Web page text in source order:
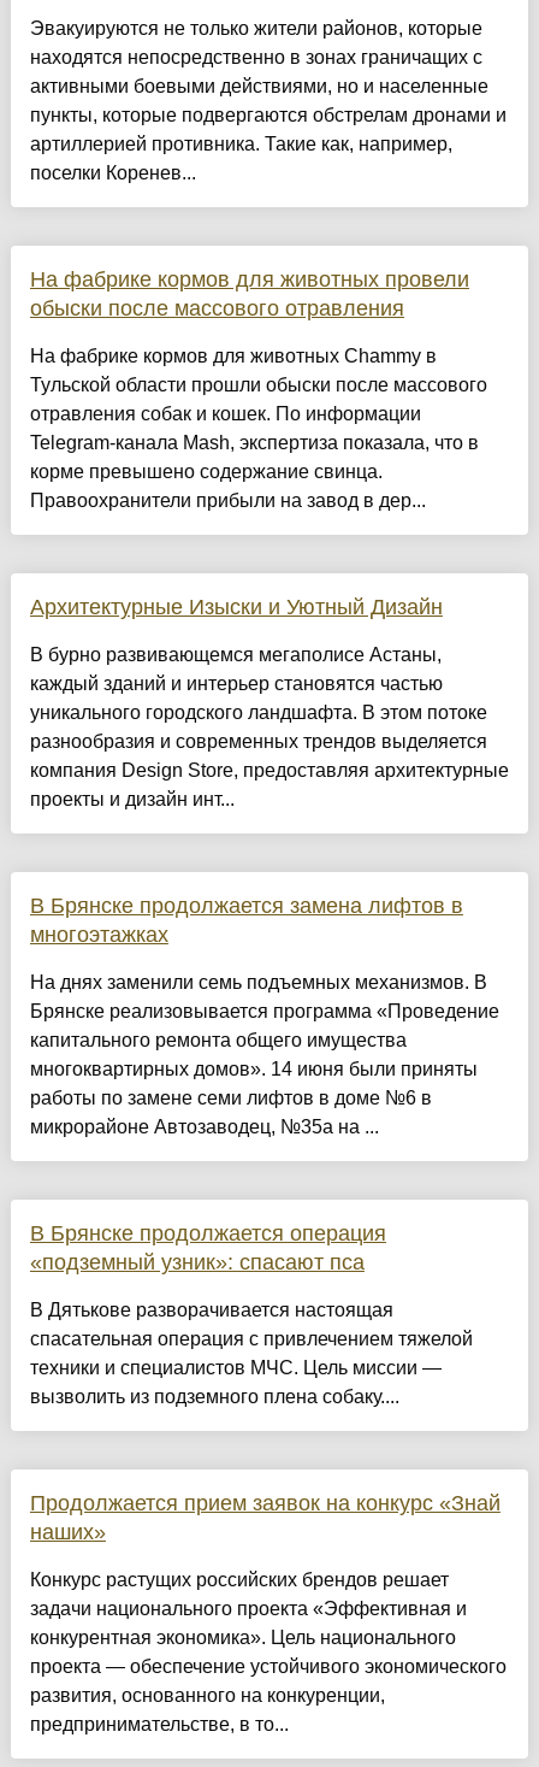
Эвакуируются не только жители районов, которые
находятся непосредственно в зонах граничащих с
активными боевыми действиями, но и населенные
пункты, которые подвергаются обстрелам дронами и
артиллерией противника. Такие как, например,
поселки Коренев...
На фабрике кормов для животных провели
обыски после массового отравления
На фабрике кормов для животных Chammy в
Тульской области прошли обыски после массового
отравления собак и кошек. По информации
Telegram-канала Mash, экспертиза показала, что в
корме превышено содержание свинца.
Правоохранители прибыли на завод в дер...
Архитектурные Изыски и Уютный Дизайн
​В бурно развивающемся мегаполисе Астаны,
каждый зданий и интерьер становятся частью
уникального городского ландшафта. В этом потоке
разнообразия и современных трендов выделяется
компания Design Store, предоставляя архитектурные
проекты и дизайн инт...
В Брянске продолжается замена лифтов в
многоэтажках
На днях заменили семь подъемных механизмов. В
Брянске реализовывается программа «Проведение
капитального ремонта общего имущества
многоквартирных домов». 14 июня были приняты
работы по замене семи лифтов в доме №6 в
микрорайоне Автозаводец, №35а на ...
В Брянске продолжается операция
«подземный узник»: спасают пса
В Дятькове разворачивается настоящая
спасательная операция с привлечением тяжелой
техники и специалистов МЧС. Цель миссии —
вызволить из подземного плена собаку....
Продолжается прием заявок на конкурс «Знай
наших»
Конкурс растущих российских брендов решает
задачи национального проекта «Эффективная и
конкурентная экономика». Цель национального
проекта — обеспечение устойчивого экономического
развития, основанного на конкуренции,
предпринимательстве, в то...